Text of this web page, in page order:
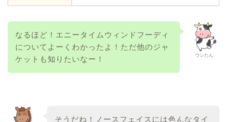
ウシたん
なるほど！エニータイムウィンドフーディ
についてよーくわかったよ！ただ他のジャ
ケットも知りたいなー！
そうだね！ノースフェイスには色んなタイ